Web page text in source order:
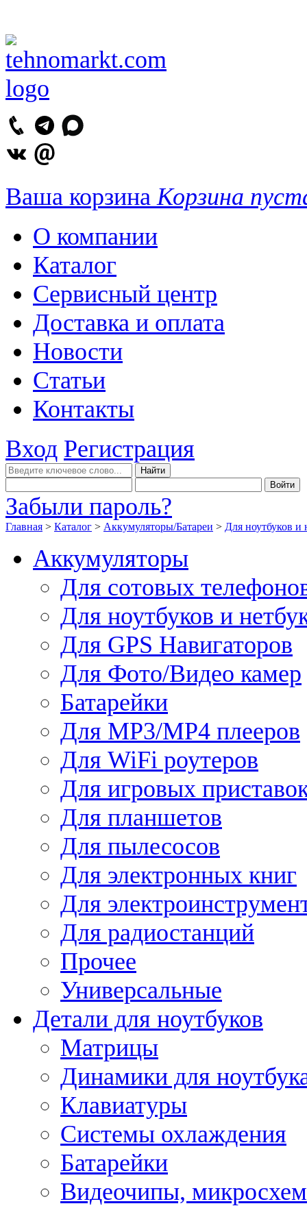
Ваша корзина Корзина
О компании
Каталог
Сервисный центр
Доставка и оплата
Новости
Статьи
Контакты
Вход Регистрация
Забыли пароль?
Главная > Каталог > Аккумуляторы/Батареи > Для ноутбуков и
Аккумуляторы
Для сотовых
Для ноутбуков и
Для GPS Навигаторов
Для Фото/Видео камер
Батарейки
Для MP3/MP4 плееров
Для WiFi роутеров
Для игровых
Для планшетов
Для пылесосов
Для электронных книг
Для
Для радиостанций
Прочее
Универсальные
Детали для ноутбуков
Матрицы
Динамики для
Клавиатуры
Системы охлаждения
Батарейки
Видеочипы,